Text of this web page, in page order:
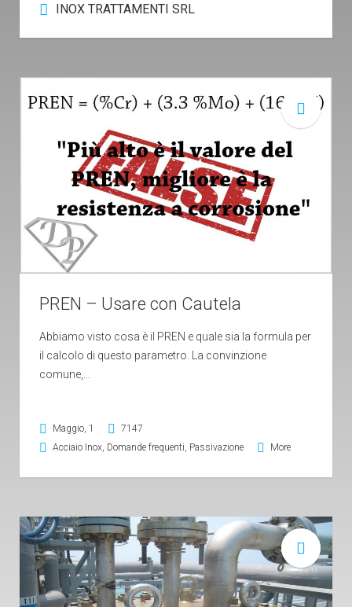
INOX TRATTAMENTI SRL
PREN – Usare con Cautela
Abbiamo visto cosa è il PREN e quale sia la formula per
il calcolo di questo parametro. La convinzione
comune,...
Maggio, 1
7147
Acciaio Inox Domande frequenti Passivazione More